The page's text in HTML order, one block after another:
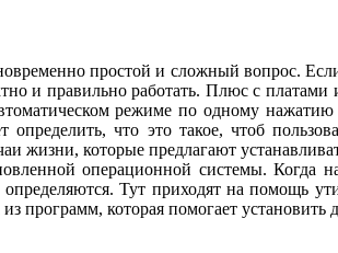
простой и сложный вопрос.
и правильно работать. Плюс с
режиме по одному
что это такое, чтоб
жизни, которые предлагают
операционной системы. Когда
Тут приходят на помощь
которая помогает установить